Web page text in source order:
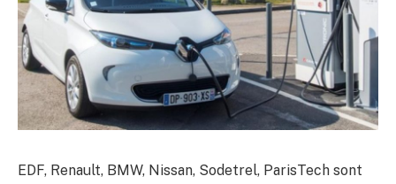
EDF, Renault, BMW, Nissan, Sodetrel, ParisTech sont